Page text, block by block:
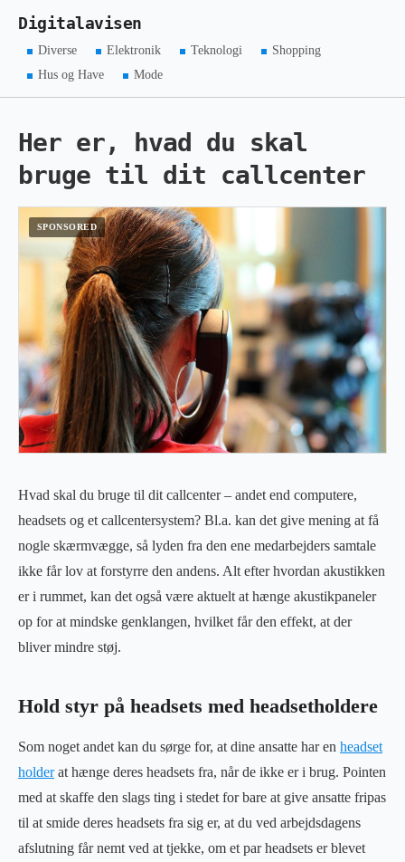
Digitalavisen
Diverse Elektronik Teknologi
Shopping
Hus og Have
Mode
Her er, hvad du skal
bruge til dit callcenter
Hvad skal du bruge til dit callcenter – andet end computere,
headsets og et callcentersystem? Bl.a. kan det give mening at få
nogle skærmvægge, så lyden fra den ene medarbejders samtale
ikke får lov at forstyrre den andens. Alt efter hvordan akustikken
er i rummet, kan det også være aktuelt at hænge akustikpaneler
op for at mindske genklangen, hvilket får den effekt, at der
bliver mindre støj.
Hold styr på headsets med headsetholdere
Som noget andet kan du sørge for, at dine ansatte har en headset
holderat hænge deres headsets fra, når de ikke er i brug. Pointen
med at skaffe den slags ting i stedet for bare at give ansatte fripas
til at smide deres headsets fra sig er, at du ved arbejdsdagens
afslutning får nemt ved at tjekke, om et par headsets er blevet